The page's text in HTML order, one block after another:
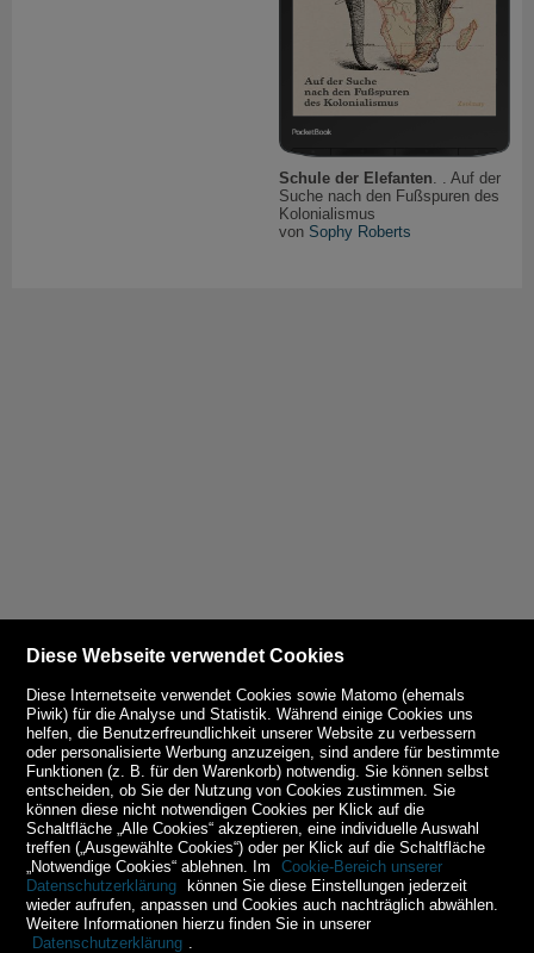
Schule der Elefanten. . Auf der
Suche nach den Fußspuren des
Kolonialismus
von Sophy Roberts
Diese Webseite verwendet Cookies
Diese Internetseite verwendet Cookies sowie Matomo (ehemals
Piwik) für die Analyse und Statistik. Während einige Cookies uns
helfen, die Benutzerfreundlichkeit unserer Website zu verbessern
oder personalisierte Werbung anzuzeigen, sind andere für bestimmte
Funktionen (z. B. für den Warenkorb) notwendig. Sie können selbst
entscheiden, ob Sie der Nutzung von Cookies zustimmen. Sie
können diese nicht notwendigen Cookies per Klick auf die
Schaltfläche „Alle Cookies“ akzeptieren, eine individuelle Auswahl
treffen („Ausgewählte Cookies“) oder per Klick auf die Schaltfläche
„Notwendige Cookies“ ablehnen. Im
Cookie-Bereich unserer
Datenschutzerklärung können Sie diese Einstellungen jederzeit
wieder aufrufen, anpassen und Cookies auch nachträglich abwählen.
Weitere Informationen hierzu finden Sie in unserer
Datenschutzerklärung